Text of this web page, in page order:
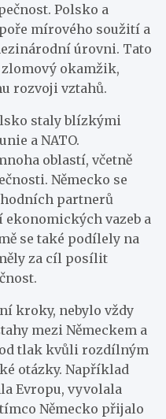
Polsko a
mírového soužití a
úrovni. Tato
okamžik,
rozvoji vztahů.
staly blízkými
a NATO.
oblastí, včetně
Německo se
partnerů
vazeb a
se také podílely na
za cíl posílit
kroky, nebylo vždy
mezi Německem a
tlak kvůli rozdílným
otázky. Například
Evropu, vyvolala
Německo přijalo